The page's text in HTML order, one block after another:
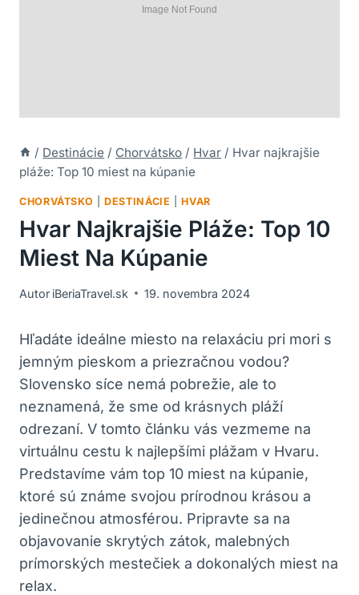
/ Destinácie / Chorvátsko / Hvar / Hvar najkrajšie
pláže: Top 10 miest na kúpanie
CHORVÁTSKO |DESTINÁCIE |HVAR
Hvar Najkrajšie Pláže: Top 10
Miest Na Kúpanie
Autor iBeriaTravel.sk 19. novembra 2024
Hľadáte ideálne miesto na relaxáciu pri mori s
jemným pieskom a priezračnou vodou?
Slovensko síce nemá pobrežie, ale to
neznamená, že sme od krásnych pláží
odrezaní. V tomto článku vás vezmeme na
virtuálnu cestu k najlepšími plážam v Hvaru.
Predstavíme vám top 10 miest na kúpanie,
ktoré sú známe svojou prírodnou krásou a
jedinečnou atmosférou. Pripravte sa na
objavovanie skrytých zátok, malebných
prímorských mestečiek a dokonalých miest na
relax.